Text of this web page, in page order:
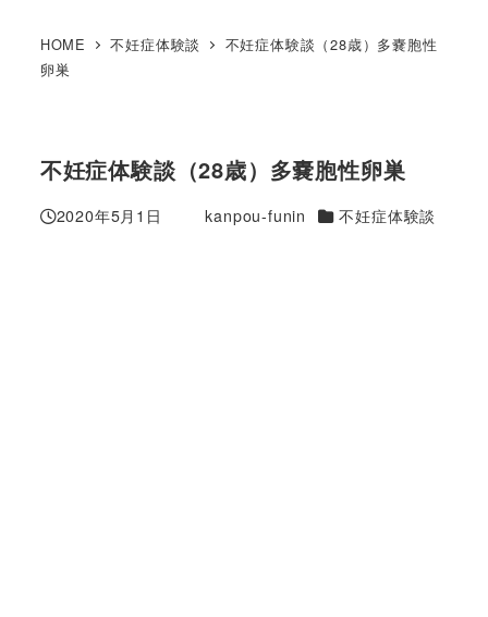
HOME 不妊症体験談
不妊症体験談（28歳）多嚢胞性
卵巣
不妊症体験談（28歳）多嚢胞性卵巣
投稿日
2020年5月1日 kanpou-funin カテゴリー
不妊症体験談